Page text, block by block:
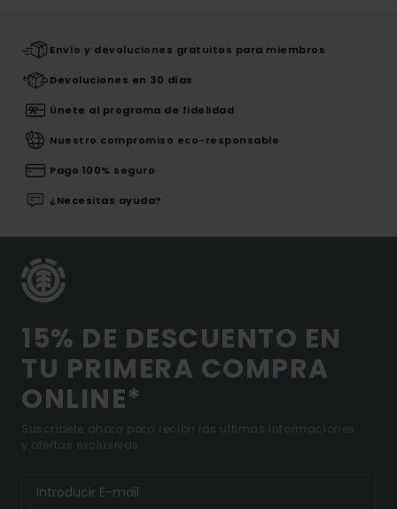
Envío y devoluciones gratuitos para miembros
Devoluciones en 30 días
Únete al programa de fidelidad
Nuestro compromiso eco-responsable
Pago 100% seguro
¿Necesitas ayuda?
15% DE DESCUENTO EN
TU PRIMERA COMPRA
ONLINE*
Suscríbete ahora para recibir las ultimas informaciones
y ofertas exclusivas.